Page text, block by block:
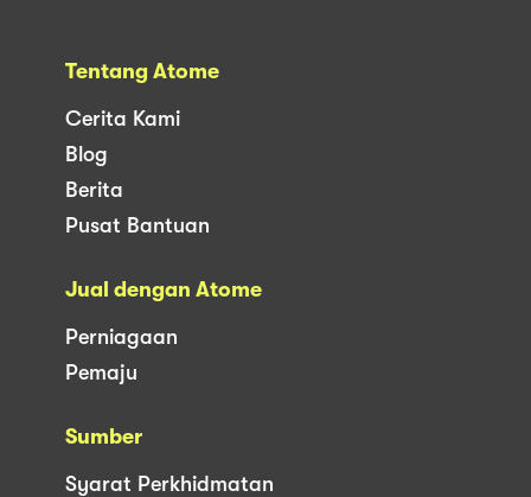
Tentang Atome
Cerita Kami
Blog
Berita
Pusat Bantuan
Jual dengan Atome
Perniagaan
Pemaju
Sumber
Syarat Perkhidmatan